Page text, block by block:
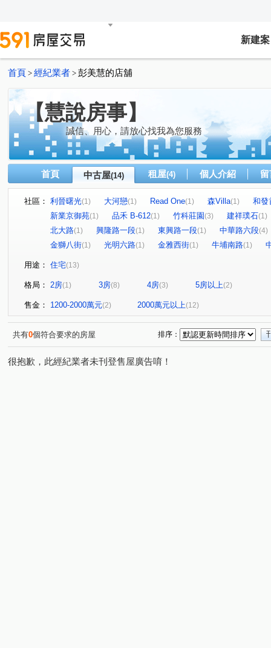
新建案
首頁 > 經紀業者 > 彭美慧的店舖
【慧說房事】
誠信、用心，請放心找我為您服務
首頁 中古屋(14) 租屋(4) 個人介紹
社區： 利晉曙光(1) 大河戀(1) Read One(1) 森Villa(1)
和發
新業京御苑(1) 品禾 B-612(1) 竹科莊園(3) 建祥璞石(1)
北大路(1) 興隆路一段(1) 東興路一段(1) 中華路六段(4)
金獅八街(1) 光明六路(1) 金雅西街(1) 牛埔南路(1)
用途： 住宅(13)
格局： 2房(1) 3房(8) 4房(3) 5房以上(2)
售金： 1200-2000萬元(2) 2000萬元以上(12)
共有0個符合要求的房屋 排序：
很抱歉，此經紀業者未刊登售屋廣告唷！